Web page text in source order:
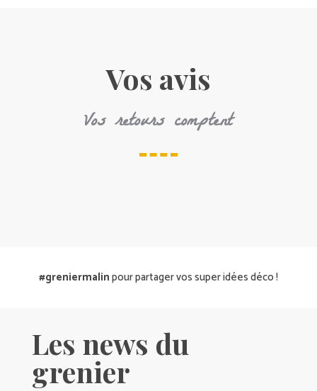
Vos avis
Vos retours comptent
#greniermalinpour partager vos super idées déco !
Les news du
grenier